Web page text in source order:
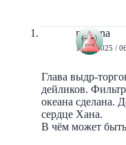
mariana
10/05/2025 /
Глава выдр-
дейликов.
океана сделана.
сердце Хана.
В чём может